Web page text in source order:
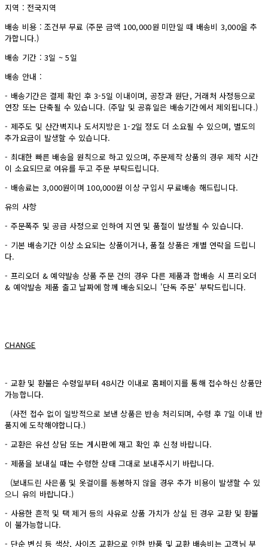
지역 : 전국지역
배송 비용 : 조건부 무료 (주문 금액 100,000원 미만일 때 배송비 3,000을 추
가합니다.)
배송 기간 : 3일 ~ 5일
배송 안내 :
- 배송기간은 결제 확인 후 3-5일 이내이며, 공장과 원단, 거래처 사정등으로
연장 또는 단축될 수 있습니다. (주말 및 공휴일은 배송기간에서 제외됩니다.)
- 제주도 및 산간벽지나 도서지방은 1-2일 정도 더 소요될 수 있으며, 별도의
추가요금이 발생할 수 있습니다.
- 최대한 빠른 배송을 원칙으로 하고 있으며, 주문제작 상품의 경우 제작 시간
이 소요되므로 여유를 두고 주문 부탁드립니다.
- 배송료는 3,000원이며 100,000원 이상 구입시 무료배송 해드립니다.
유의 사항
- 주문폭주 및 공급 사정으로 인하여 지연 및 품절이 발생될 수 있습니다.
- 기본 배송기간 이상 소요되는 상품이거나, 품절 상품은 개별 연락을 드립니
다.
- 프리오더 & 예약발송 상품 주문 건의 경우 다른 제품과 합배송 시 프리오더
& 예약발송 제품 출고 날짜에 함께 배송되오니 '단독 주문' 부탁드립니다.
CHANGE
- 교환 및 환불은 수령일부터 48시간 이내로 홈페이지를 통해 접수하신 상품만
가능합니다.
(사전 접수 없이 일방적으로 보낸 상품은 반송 처리되며, 수령 후 7일 이내 반
품지에 도착해야합니다.)
- 교환은 유선 상담 또는 게시판에 재고 확인 후 신청 바랍니다.
- 제품을 보내실 때는 수령한 상태 그대로 보내주시기 바랍니다.
(보내드린 사은품 및 옷걸이를 동봉하지 않을 경우 추가 비용이 발생할 수 있
으니 유의 바랍니다.)
- 사용한 흔적 및 택 제거 등의 사유로 상품 가치가 상실 된 경우 교환 및 환불
이 불가능합니다.
- 단순 변심 등 색상, 사이즈 교환으로 인한 반품 및 교환 배송비는 고객님 부